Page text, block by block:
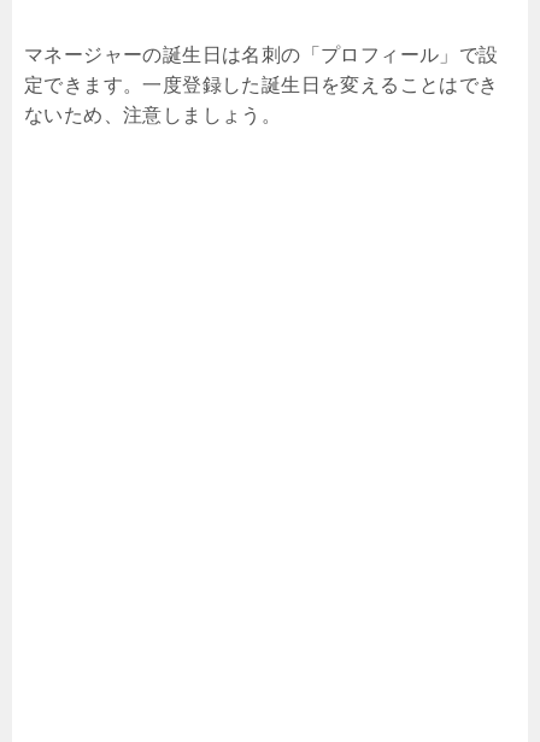
マネージャーの誕生日は名刺の「プロフィール」で設
定できます。一度登録した誕生日を変えることはでき
ないため、注意しましょう。